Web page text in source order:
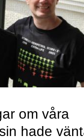
om våra
hade